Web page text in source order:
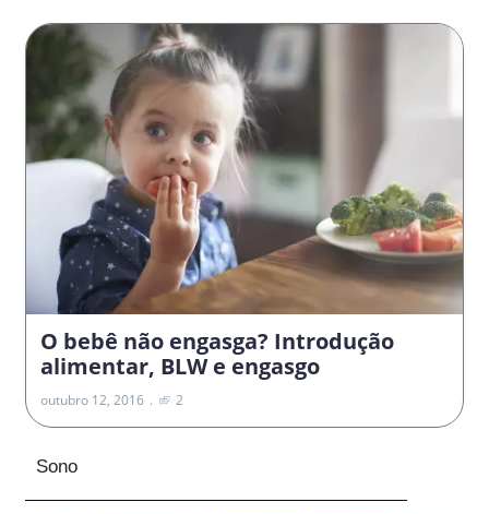
O bebê não engasga? Introdução
alimentar, BLW e engasgo
outubro 12, 2016 2
Sono